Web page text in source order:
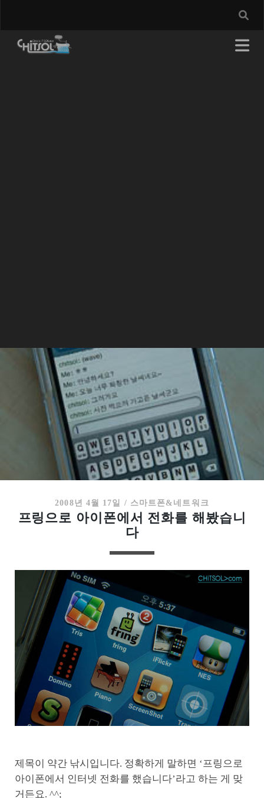
2008년 4월 17일 / 스마트폰&네트워크
프링으로 아이폰에서 전화를 해봤습니
다
제목이 약간 낚시입니다. 정확하게 말하면 ‘프링으로
아이폰에서 인터넷 전화를 했습니다’라고 하는 게 맞
거든요. ^^;